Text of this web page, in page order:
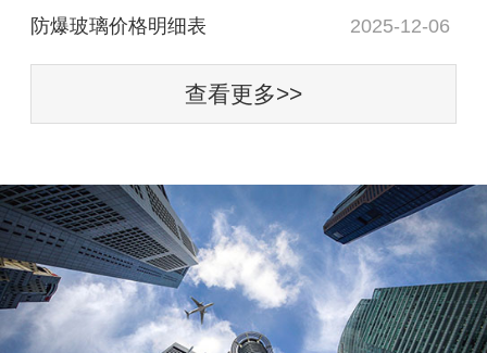
防爆玻璃价格明细表 2025-12-06
查看更多>>